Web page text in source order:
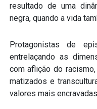
resultado de uma
negra, quando a vida
Protagonistas de
entrelaçando as
com aflição do
matizados e
valores mais